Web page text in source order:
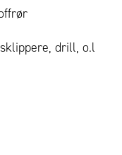
drill, o.l